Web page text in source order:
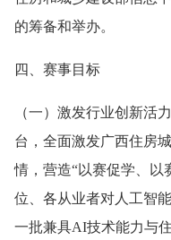
的筹备和举办。
四、赛事目标
（一）激发行业创新活
台，全面激发广西住房
情，营造“以赛促学、以
位、各从业者对人工智
一批兼具AI技术能力与